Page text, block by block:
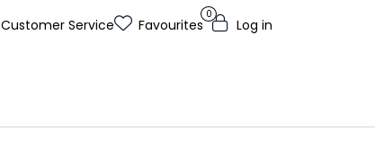
Customer Service
0
Favourites Log in